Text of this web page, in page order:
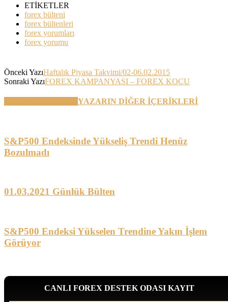
ETİKETLER
forex bülteni
forex bültenleri
forex yorumları
forex yorumu
Önceki YazıHaftalık Piyasa Takvimi/02-06.02.2015
Sonraki YazıFOREX KAMPANYASI – FOREX KOÇU
YAZARIN DİĞER İÇERİKLERİ
S&P500 Endeksinde Yükseliş Trendi Henüz
Bozulmadı
01.03.2021 Günlük Bülten
S&P500 Endeksi Yükselen Trendine Yakın İşlem
Görüyor
CANLI FOREX DESTEK ODASI KAYIT